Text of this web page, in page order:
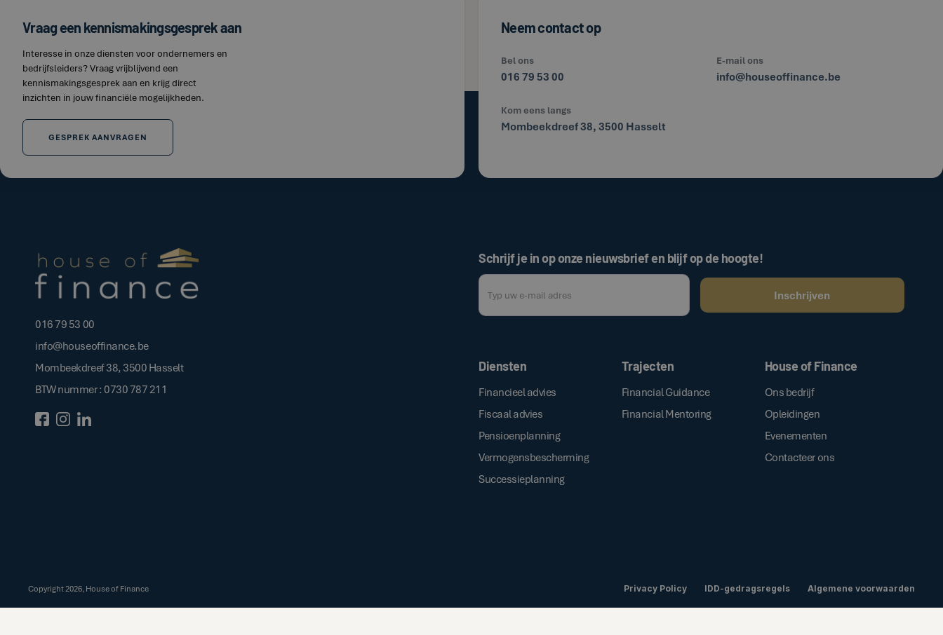
Vraag een kennismakingsgesprek aan
Interesse in onze diensten voor ondernemers en
bedrijfsleiders? Vraag vrijblijvend een
kennismakingsgesprek aan en krijg direct
inzichten in jouw financiële mogelijkheden.
GESPREK AANVRAGEN
Neem contact op
Bel ons
016 79 53 00
E-mail ons
info@houseoffinance.be
Kom eens langs
Mombeekdreef 38, 3500 Hasselt
016 79 53 00
info@houseoffinance.be
Mombeekdreef 38, 3500 Hasselt
BTW nummer : 0730 787 211
Schrijf je in op onze nieuwsbrief en blijf op de hoogte!
Diensten
Financieel advies
Fiscaal advies
Pensioenplanning
Vermogensbescherming
Successieplanning
Trajecten
Financial Guidance
Financial Mentoring
House of Finance
Ons bedrijf
Opleidingen
Evenementen
Contacteer ons
Copyright 2026, House of Finance Privacy Policy IDD-gedragsregels Algemene voorwaarden